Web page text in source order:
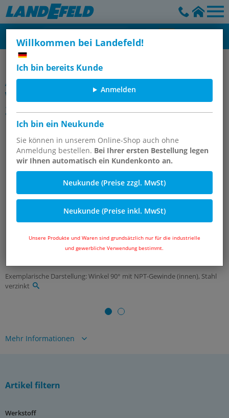
Willkommen bei Landefeld!
Ich bin bereits Kunde
Anmelden
Ich bin ein Neukunde
Sie können in unserem Online-Shop auch ohne
Anmeldung bestellen. Bei Ihrer ersten Bestellung legen
wir Ihnen automatisch ein Kundenkonto an.
Neukunde (Preise zzgl. MwSt)
Neukunde (Preise inkl. MwSt)
Unsere Produkte und Waren sind grundsätzlich nur für die industrielle
und gewerbliche Verwendung bestimmt.
Winkelfittings
Artikelgruppe
Winkel 90° mit NPT-Gewinde, bis
345 bar
Exemplarische Darstellung: Winkel 90° mit NPT-Gewinde (innen), Stahl
verzinkt
*in Versuchen mit Hydrauliköl ermittelte Richtwerte mit 4-facher
Katalogseite Atlas 9 (Seite 245y)
Mehr Informationen
Artikel filtern
Werkstoff